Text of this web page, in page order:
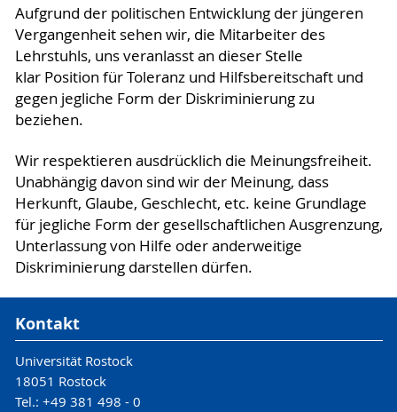
Aufgrund der politischen Entwicklung der jüngeren
Vergangenheit sehen wir, die Mitarbeiter des
Lehrstuhls, uns veranlasst an dieser Stelle
klar Position für Toleranz und Hilfsbereitschaft und
gegen jegliche Form der Diskriminierung zu
beziehen.
Wir respektieren ausdrücklich die Meinungsfreiheit.
Unabhängig davon sind wir der Meinung, dass
Herkunft, Glaube, Geschlecht, etc. keine Grundlage
für jegliche Form der gesellschaftlichen Ausgrenzung,
Unterlassung von Hilfe oder anderweitige
Diskriminierung darstellen dürfen.
Kontakt
Universität Rostock
18051 Rostock
Tel.: +49 381 498 - 0